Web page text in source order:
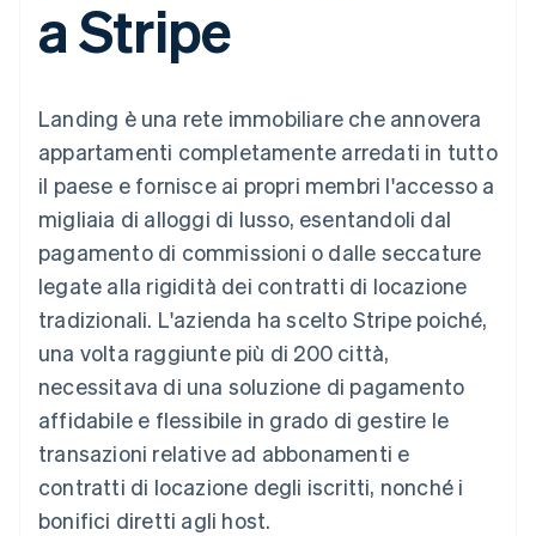
flessibile
Metodi di
pagamento
Access to 125+
Pagamenti di
persona
Authorization
Boost
ottimizzata
Link
Pagamento
accelerato
Financial
Conti finanziari
collegati
della contabilità
Stripe Sigma
Data Pipeline
dei dati
Altro
Scopri cosa ti aspetta
Gestione del denaro
Piattaforme
SaaS
Per settore
Aziende di IA
Creator economy
Gaming
tempo libero
Assicurazione
intrattenimento
Organizzazioni non
profit
Servizi professionali
Pubblica
amministrazione
Commercio al dettaglio
Gestire gli
abbonamenti
Offrire addebiti in base
garantite da stablecoin
Esegui il provisioning e
gestisci i servizi con gli
agenti
Risorse
Integrazioni app
Esempi di codice
Blog per sviluppatori
Stato dell'API
Roadmap del prodotto
Conferenza annuale
Sala stampa
Stripe Press
Recapiti
Contattaci
Diventa nostro partner
a Stripe
Landing è una rete immobiliare che annovera
appartamenti completamente arredati in tutto
il paese e fornisce ai propri membri l'accesso a
migliaia di alloggi di lusso, esentandoli dal
pagamento di commissioni o dalle seccature
legate alla rigidità dei contratti di locazione
tradizionali. L'azienda ha scelto Stripe poiché,
una volta raggiunte più di 200 città,
necessitava di una soluzione di pagamento
affidabile e flessibile in grado di gestire le
transazioni relative ad abbonamenti e
contratti di locazione degli iscritti, nonché i
bonifici diretti agli host.